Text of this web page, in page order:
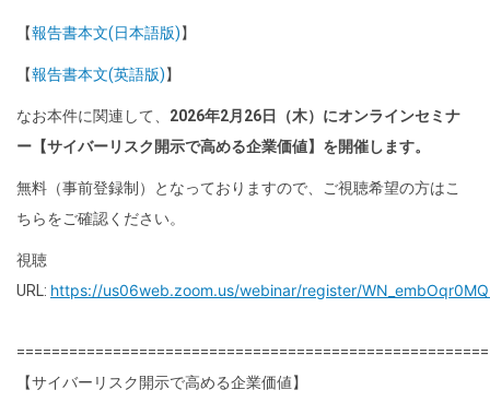
【報告書本文(日本語版)】
【報告書本文(英語版)】
なお本件に関連して、 2026年2月26日（木）にオンラインセミナ
ー【サイバーリスク開示で高める企業価値】を開催します。
無料 （事前登録制 ）となっておりますので、ご視聴希望の方はこ
ちらをご確認ください。
視聴
URL: https://us06web.zoom.us/webinar/register/
【サイバーリスク開示で高める企業価値】